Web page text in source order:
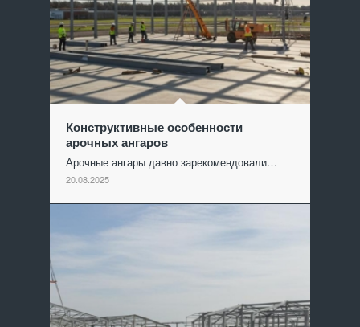
Конструктивные особенности
арочных ангаров
Арочные ангары давно зарекомендовали…
20.08.2025